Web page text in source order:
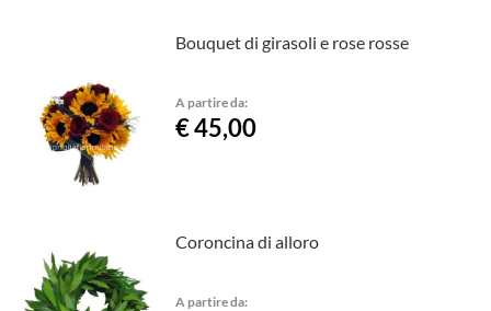
Bouquet di girasoli e rose rosse
A partire da:
€ 45,00
Coroncina di alloro
A partire da: